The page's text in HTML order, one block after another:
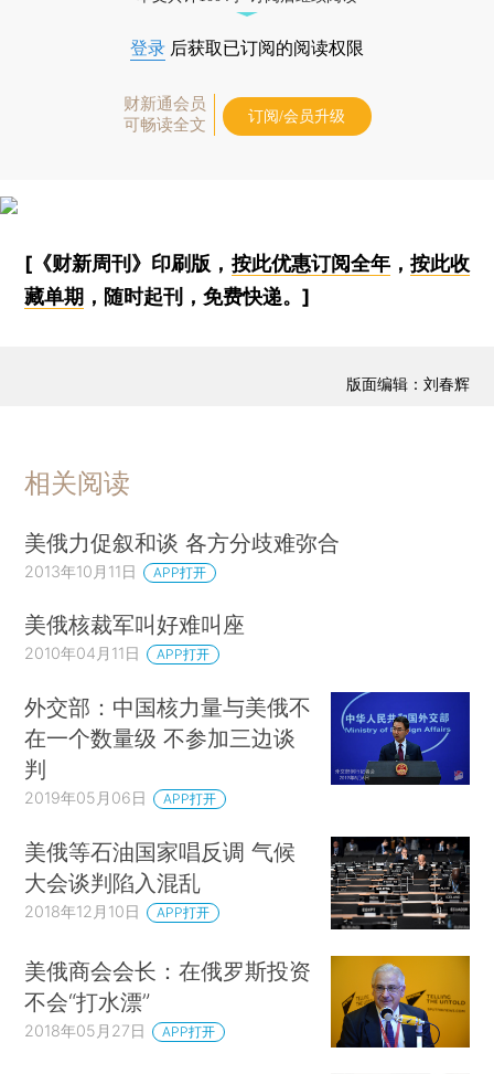
登录 后获取已订阅的阅读权限
财新通会员
可畅读全文
订阅/会员升级
[《财新周刊》印刷版， 按此优惠订阅全年， 按此收
藏单期 ，随时起刊，免费快递。]
版面编辑：刘春辉
相关阅读
美俄力促叙和谈 各方分歧难弥合
2013年10月11日 APP打开
美俄核裁军叫好难叫座
2010年04月11日 APP打开
外交部：中国核力量与美俄不
在一个数量级 不参加三边谈
判
2019年05月06日 APP打开
美俄等石油国家唱反调 气候
大会谈判陷入混乱
2018年12月10日 APP打开
美俄商会会长：在俄罗斯投资
不会“打水漂”
2018年05月27日 APP打开